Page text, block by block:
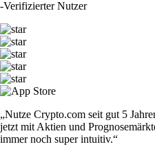
-Verifizierter Nutzer
„Nutze Crypto.com seit gut 5
jetzt mit Aktien und
immer noch super intuitiv.“